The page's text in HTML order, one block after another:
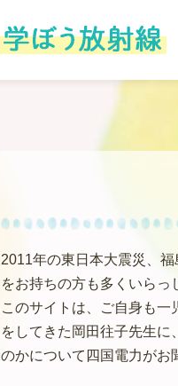
2011年の東日本大震災、
をお持ちの方も多くいらっ
このサイトは、ご自身も
をしてきた岡田往子先生
のかについて四国電力がお